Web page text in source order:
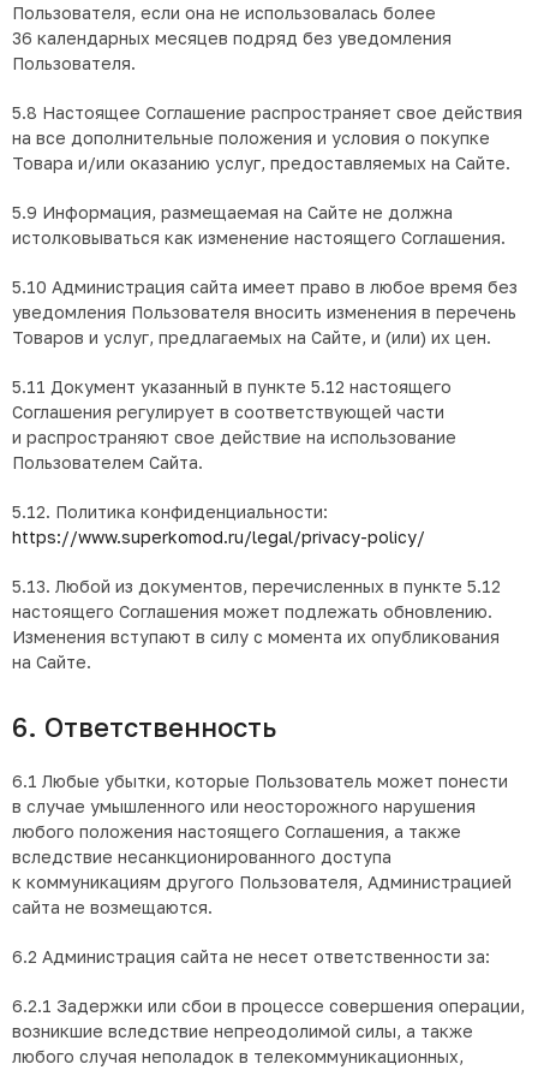
Пользователя, если она не использовалась более
36 календарных месяцев подряд без уведомления
Пользователя.
5.8 Настоящее Соглашение распространяет свое действия
на все дополнительные положения и условия о покупке
Товара и/или оказанию услуг, предоставляемых на Сайте.
5.9 Информация, размещаемая на Сайте не должна
истолковываться как изменение настоящего Соглашения.
5.10 Администрация сайта имеет право в любое время без
уведомления Пользователя вносить изменения в перечень
Товаров и услуг, предлагаемых на Сайте, и (или) их цен.
5.11 Документ указанный в пункте 5.12 настоящего
Соглашения регулирует в соответствующей части
и распространяют свое действие на использование
Пользователем Сайта.
5.12. Политика конфиденциальности:
https://www.superkomod.ru/legal/privacy-policy/
5.13. Любой из документов, перечисленных в пункте 5.12
настоящего Соглашения может подлежать обновлению.
Изменения вступают в силу с момента их опубликования
на Сайте.
6. Ответственность
6.1 Любые убытки, которые Пользователь может понести
в случае умышленного или неосторожного нарушения
любого положения настоящего Соглашения, а также
вследствие несанкционированного доступа
к коммуникациям другого Пользователя, Администрацией
сайта не возмещаются.
6.2 Администрация сайта не несет ответственности за:
6.2.1 Задержки или сбои в процессе совершения операции,
возникшие вследствие непреодолимой силы, а также
любого случая неполадок в телекоммуникационных,